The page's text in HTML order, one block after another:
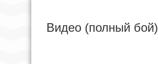
Видео (полный бой)